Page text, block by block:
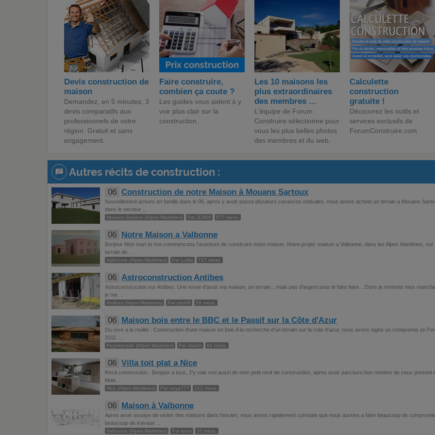
Devis construction de
maison
Demandez, en 5 minutes, 3
devis comparatifs aux
professionnels de votre
région. Gratuit et sans
engagement.
Faire construire,
combien ça coute ?
Les guides vous aident à y
voir plus clair sur la
construction.
Les 10 maisons les
plus extraordinaires
des membres ...
L'équipe de Forum
Construire sélectionne pour
vous les plus belles photos
des membres et du web.
Calculette
construction
gratuite !
Découvrez les outils et
services exclusifs de
ForumConstruire.com
Autres récits de construction :
06 Construction de notre Maison à Mouans Sartoux
Nouvellement arrives en famille dans le 06, apres y avoir passe plusieurs vacances estivales, nous avons achete un terrain a Mouans
dans le secteur ...
Mouans Sartoux (Alpes Maritimes) Par JLR06 577 mess.
06 Notre Maison a Valbonne
Bonjour Mon mari et moi commencons l'aventure de construire notre maison. Notre projet: maison a Valbonne, dans les Alpes Maritimes, sur
terrain de ...
Valbonne (Alpes Maritimes) Par Lulita 717 mess.
06 Astroconstruction Antibes
Astroconstruction sur Antibes. Une envie d'avoir ma maison, un terrain... mais pas d'argent pour le faire faire... Donc je remonte mes
je me ...
Antibes (Alpes Maritimes) Par pier06 59 mess.
06 Maison bois entre le BBC et le Passif sur la Côte d'Azur
Du reve a la realite : Construction d'une maison en bois A la recherche d'un terrain sur la cote d'azur, nous avons signe un compromis en
2011. ...
Peymeinade (Alpes Maritimes) Par slasch 91 mess.
06 Villa toit plat a Nice
Recit construction : Bonjour a tous, J'y vais moi aussi de mon petit recit de construction, apres avoir parcouru bon nombre de ceux present
Mais ...
Nice (Alpes Maritimes) Par neya777 212 mess.
06 Maison à Valbonne
Apres avoir essaye de visiter des maisons dans l'ancien, nous avons rapidement constate que nous aurions a faire beaucoup de
beaucoup de travaux ...
Valbonne (Alpes Maritimes) Par loum 37 mess.